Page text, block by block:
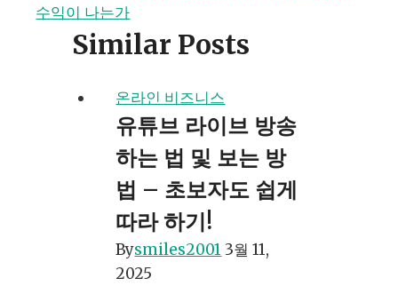
수익이 나는가
Similar Posts
온라인 비즈니스
유튜브 라이브 방송
하는 법 및 보는 방
법 – 초보자도 쉽게
따라 하기!
Bysmiles2001 3월 11,
2025